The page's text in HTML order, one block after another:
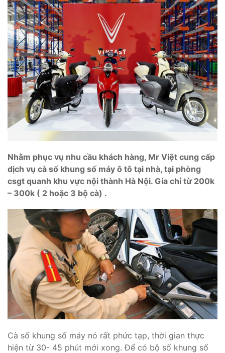
Nhằm phục vụ nhu cầu khách hàng, Mr Việt cung cấp
dịch vụ cà số khung số máy ô tô tại nhà, tại phòng
csgt quanh khu vực nội thành Hà Nội. Gía chỉ từ 200k
– 300k ( 2 hoặc 3 bộ cà) .
Cà số khung số máy nó rất phức tạp, thời gian thực
hiện từ 30- 45 phút mới xong. Để có bộ số khung số